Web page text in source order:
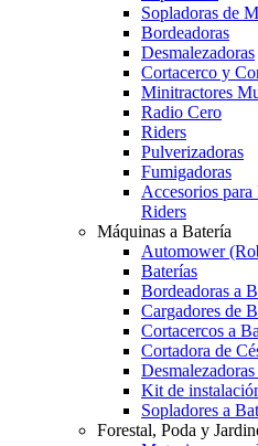
Sopladoras de
Bordeadoras
Desmalezadoras
Cortacerco y
Minitractores
Radio Cero
Riders
Pulverizadoras
Fumigadoras
Accesorios
Riders
Máquinas a Batería
Automower
Baterías
Bordeadoras a
Cargadores de
Cortacercos a
Cortadora de
Kit de
Sopladores a
Forestal, Poda y